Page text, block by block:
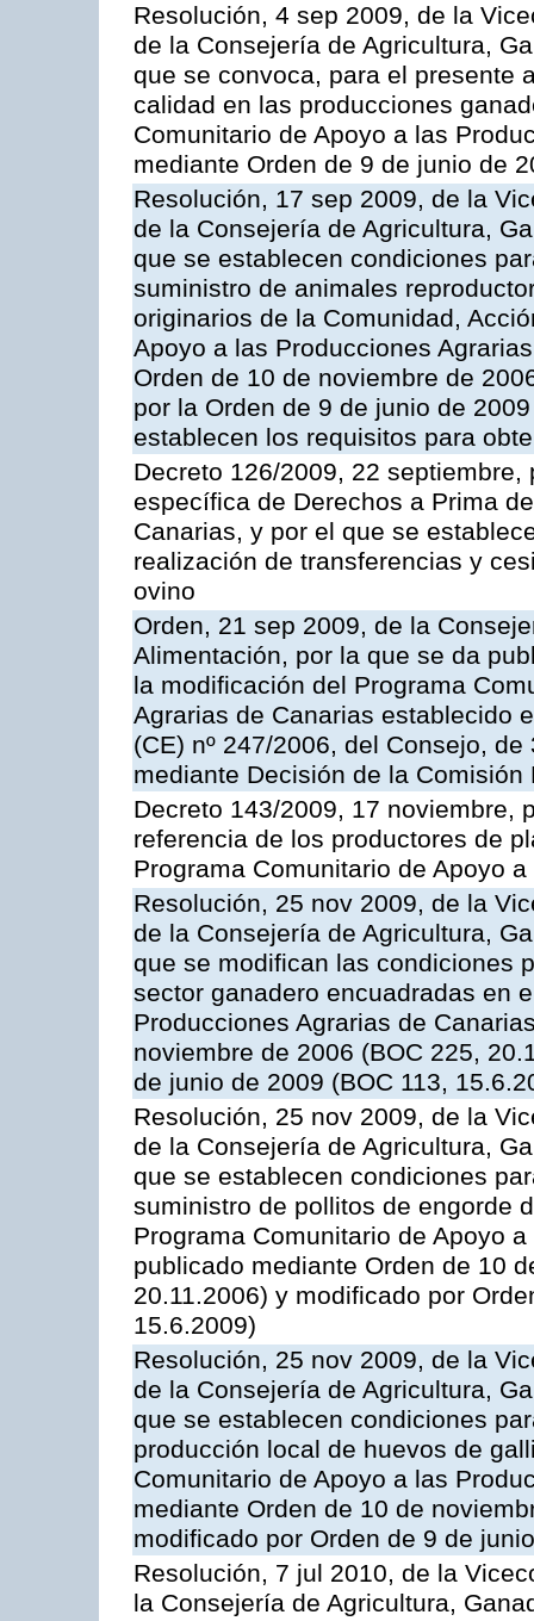
Resolución, 4 sep 2009, de la
de la Consejería de Agricultura,
que se convoca, para el presente
calidad en las producciones
Comunitario de Apoyo a las
mediante Orden de 9 de junio de
Resolución, 17 sep 2009, de la
de la Consejería de Agricultura,
que se establecen condiciones
suministro de animales
originarios de la Comunidad,
Apoyo a las Producciones
Orden de 10 de noviembre de
por la Orden de 9 de junio de
establecen los requisitos para
Decreto 126/2009, 22
específica de Derechos a Prima
Canarias, y por el que se
realización de transferencias y
ovino
Orden, 21 sep 2009, de la
Alimentación, por la que se da
la modificación del Programa
Agrarias de Canarias establecido
(CE) nº 247/2006, del Consejo,
mediante Decisión de la
Decreto 143/2009, 17 noviembre,
referencia de los productores de
Programa Comunitario de Apoyo
Resolución, 25 nov 2009, de la
de la Consejería de Agricultura,
que se modifican las condiciones
sector ganadero encuadradas en
Producciones Agrarias de
noviembre de 2006 (BOC 225,
de junio de 2009 (BOC 113,
Resolución, 25 nov 2009, de la
de la Consejería de Agricultura,
que se establecen condiciones
suministro de pollitos de engorde
Programa Comunitario de Apoyo
publicado mediante Orden de 10
20.11.2006) y modificado por
15.6.2009)
Resolución, 25 nov 2009, de la
de la Consejería de Agricultura,
que se establecen condiciones
producción local de huevos de
Comunitario de Apoyo a las
mediante Orden de 10 de
modificado por Orden de 9 de
Resolución, 7 jul 2010, de la
la Consejería de Agricultura,